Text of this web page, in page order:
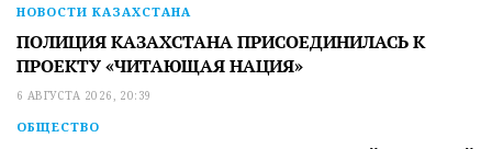
НОВОСТИ КАЗАХСТАНА
ПОЛИЦИЯ КАЗАХСТАНА ПРИСОЕДИНИЛАСЬ К
ПРОЕКТУ «ЧИТАЮЩАЯ НАЦИЯ»
6 АВГУСТА 2026, 20:39
ОБЩЕСТВО